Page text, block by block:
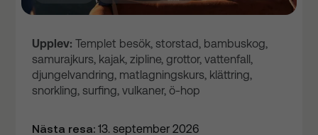
Upplev: Templet besök, storstad, bambuskog,
samurajkurs, kajak, zipline, grottor, vattenfall,
djungelvandring, matlagningskurs, klättring,
snorkling, surfing, vulkaner, ö-hop
Nästa resa: 13. september 2026